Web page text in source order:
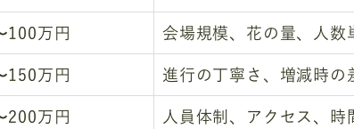
100万円 会場規模、花の量、人数
150万円 進行の丁寧さ、増減時の
200万円 人員体制、アクセス、時